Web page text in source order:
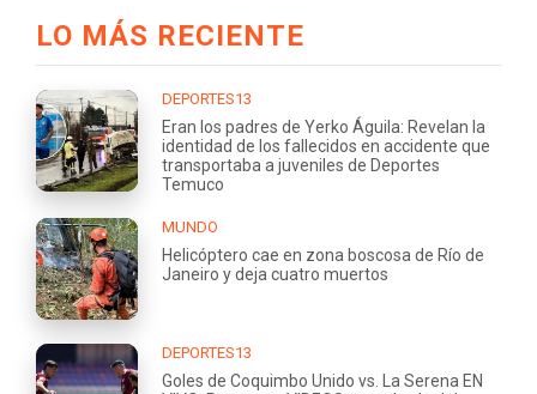
LO MÁS RECIENTE
DEPORTES13
Eran los padres de Yerko Águila: Revelan la
identidad de los fallecidos en accidente que
transportaba a juveniles de Deportes
Temuco
MUNDO
Helicóptero cae en zona boscosa de Río de
Janeiro y deja cuatro muertos
DEPORTES13
Goles de Coquimbo Unido vs. La Serena EN